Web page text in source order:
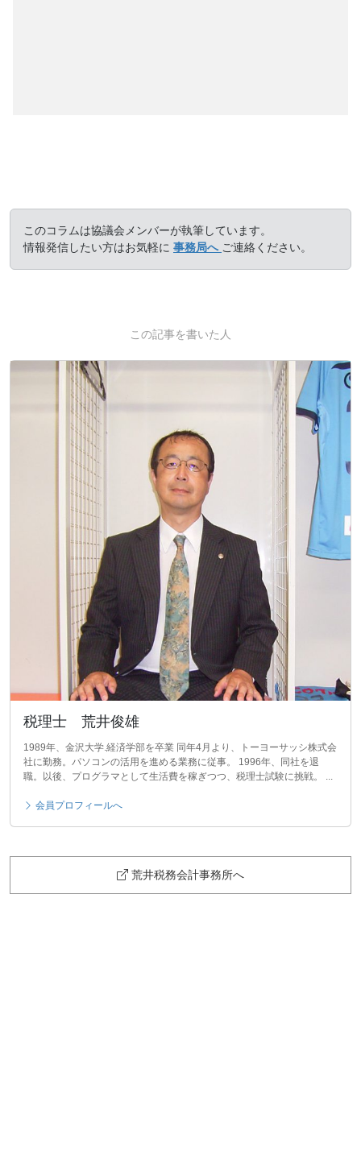
このコラムは協議会メンバーが執筆しています。
情報発信したい方はお気軽に 事務局へ ご連絡ください。
この記事を書いた人
税理士 荒井俊雄
1989年、金沢大学.経済学部を卒業 同年4月より、トーヨーサッシ株式会
社に勤務。パソコンの活用を進める業務に従事。 1996年、同社を退
職。以後、プログラマとして生活費を稼ぎつつ、税理士試験に挑戦。 ...
会員プロフィールへ
荒井税務会計事務所へ